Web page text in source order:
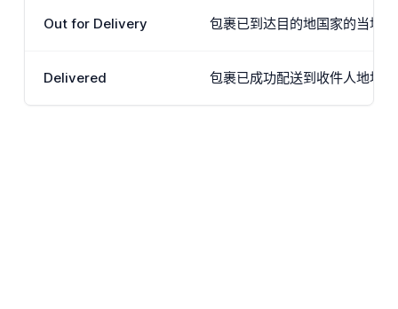
Out for Delivery 包裹已到达目的地国家的当地
Delivered 包裹已成功配送到收件人地址